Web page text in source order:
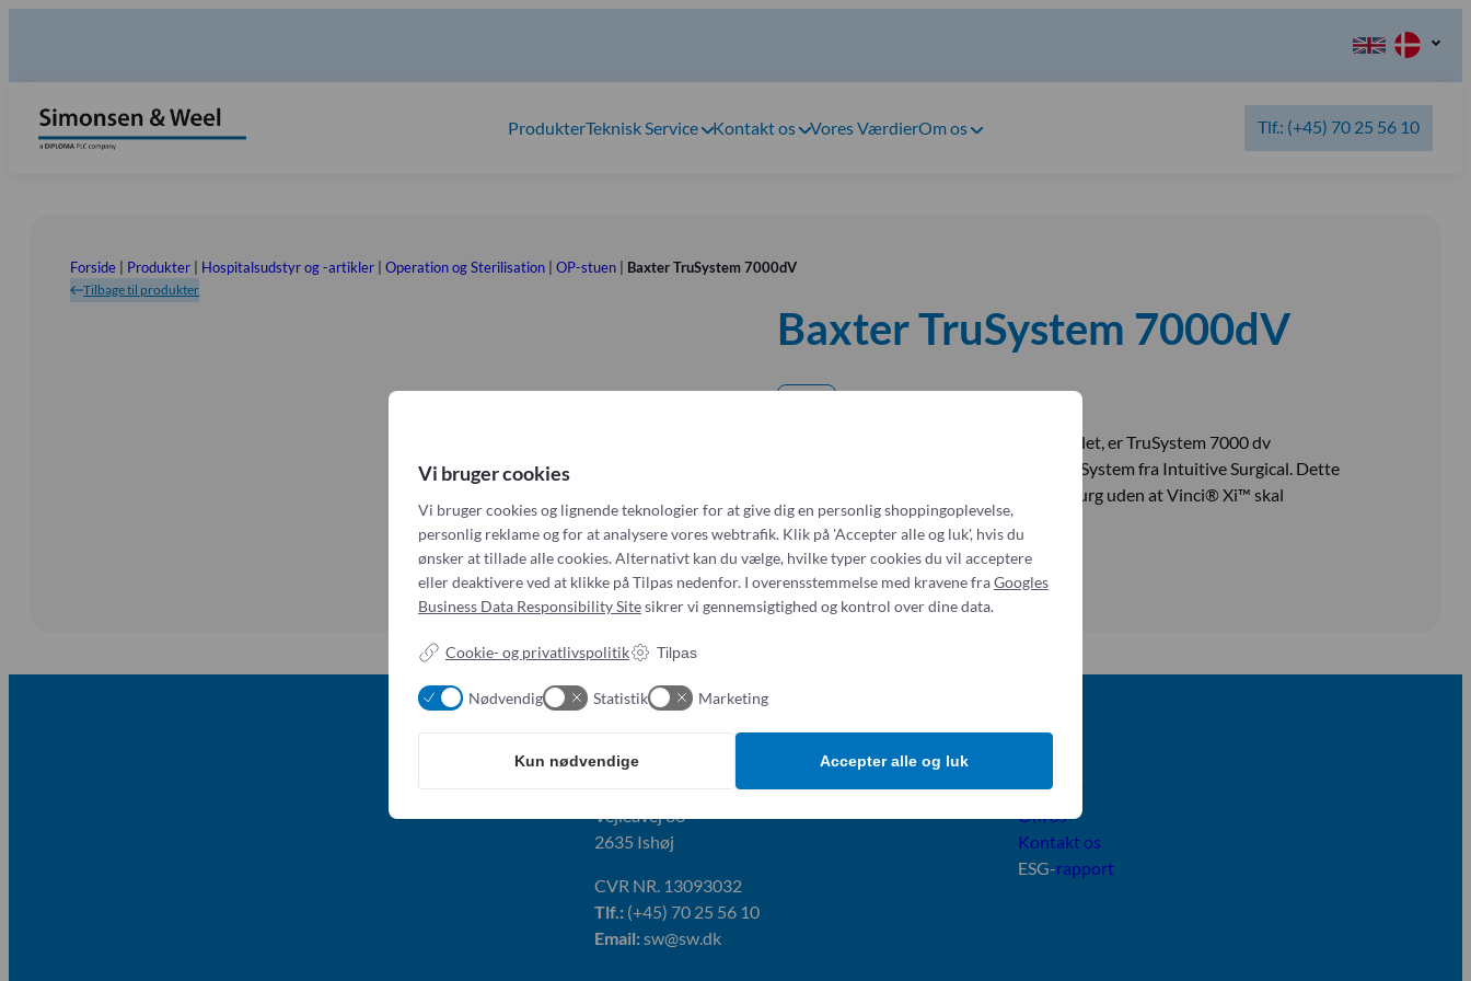
ProdukterTeknisk Service Kontakt os Vores VærdierOm os Tlf.: (+45) 70 25 56 10
Forside Produkter Hospitalsudstyr og -artikler |Operation og Sterilisation |OP-stuen Baxter TruSystem 7000dV
Tilbage til produkter
Baxter TruSystem 7000dV
Som det eneste operationsleje på markedet, er TruSystem 7000 dv
kompatibelt med da Vinci® Xi™ Surgical System fra Intuitive Surgical. Dette
betyder at lejet kan gå i f.eks. Trendelenburg uden at Vinci® Xi™ skal
frakobles.
Kontakt os
Vejleåvej 66
2635 Ishøj
CVR NR. 13093032
Tlf.:(+45) 70 25 56 10
Email:sw@sw.dk
Nyheder
Om os
Kontakt os
ESG-rapport
Vi bruger cookies
Vi bruger cookies og lignende teknologier for at give dig en personlig shoppingoplevelse,
personlig reklame og for at analysere vores webtrafik. Klik på 'Accepter alle og luk', hvis du
ønsker at tillade alle cookies. Alternativt kan du vælge, hvilke typer cookies du vil acceptere
eller deaktivere ved at klikke på Tilpas nedenfor. I overensstemmelse med kravene fraGoogles
Business Data Responsibility Sitesikrer vi gennemsigtighed og kontrol over dine data.
Cookie- og privatlivspolitik Tilpas
Nødvendig Statistik Marketing
Kun nødvendige Accepter alle og luk